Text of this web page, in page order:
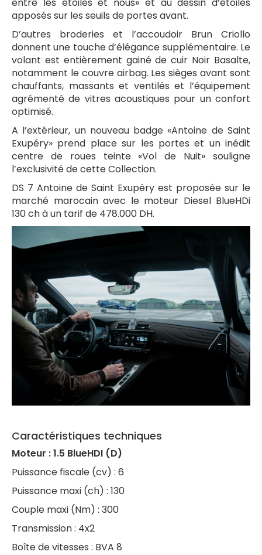
entre les étoiles et nous» et au dessin d’étoiles
apposés sur les seuils de portes avant.
D’autres broderies et l’accoudoir Brun Criollo
donnent une touche d’élégance supplémentaire. Le
volant est entièrement gainé de cuir Noir Basalte,
notamment le couvre airbag. Les sièges avant sont
chauffants, massants et ventilés et l’équipement
agrémenté de vitres acoustiques pour un confort
optimisé.
A l’extérieur, un nouveau badge «Antoine de Saint
Exupéry» prend place sur les portes et un inédit
centre de roues teinte «Vol de Nuit» souligne
l’exclusivité de cette Collection.
DS 7 Antoine de Saint Exupéry est proposée sur le
marché marocain avec le moteur Diesel BlueHDi
130 ch à un tarif de 478.000 DH.
Caractéristiques techniques
Moteur : 1.5 BlueHDI (D)
Puissance fiscale (cv) : 6
Puissance maxi (ch) : 130
Couple maxi (Nm) : 300
Transmission : 4x2
Boîte de vitesses : BVA 8